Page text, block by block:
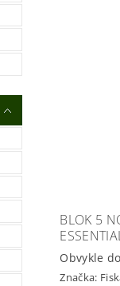
BLOK 5
Obvykle
Značka: